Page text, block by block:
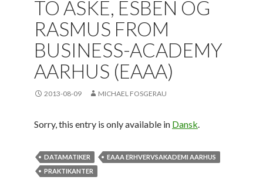
TO ASKE, ESBEN OG
RASMUS FROM
BUSINESS-ACADEMY
AARHUS (EAAA)
2013-08-09 MICHAEL FOSGERAU
Sorry, this entry is only available in Dansk.
DATAMATIKER
EAAA ERHVERVSAKADEMI AARHUS
PRAKTIKANTER